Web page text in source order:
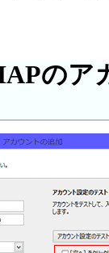
のア